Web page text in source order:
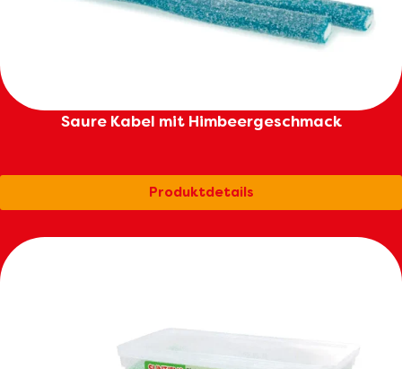
Saure Kabel mit Himbeergeschmack
Produktdetails